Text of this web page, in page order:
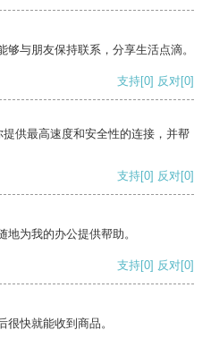
与朋友保持联系，分享生活点滴。
支持[0] 反对[0]
供最高速度和安全性的连接，并帮
支持[0] 反对[0]
为我的办公提供帮助。
支持[0] 反对[0]
快就能收到商品。